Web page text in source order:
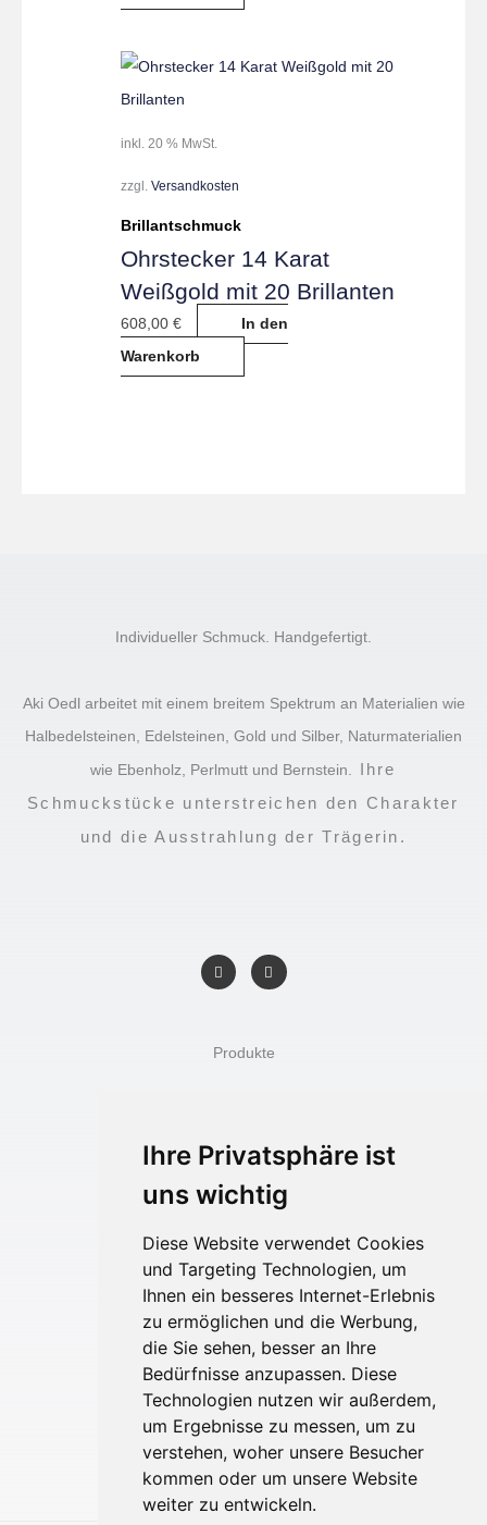
Ihre Privatsphäre ist
uns wichtig
Diese Website verwendet Cookies
und Targeting Technologien, um
Ihnen ein besseres Internet-Erlebnis
zu ermöglichen und die Werbung,
die Sie sehen, besser an Ihre
Bedürfnisse anzupassen. Diese
Technologien nutzen wir außerdem,
um Ergebnisse zu messen, um zu
verstehen, woher unsere Besucher
kommen oder um unsere Website
weiter zu entwickeln.
inkl. 20 % MwSt.
zzgl.Versandkosten
Brillantschmuck
Ohrstecker 14 Karat
Weißgold mit 20 Brillanten
608,00€
In den
Warenkorb
Individueller Schmuck. Handgefertigt.
Aki Oedl arbeitet mit einem breitem Spektrum an Materialien wie
Halbedelsteinen, Edelsteinen, Gold und Silber, Naturmaterialien
wie Ebenholz, Perlmutt und Bernstein. Ihre
Schmuckstücke unterstreichen den Charakter
und die Ausstrahlung der Trägerin.
F
a
c
o
k
I
n
s
a
Produkte
Ohrringe kaufen
Ketten kaufen
Akidesign
Kontakt
Über mich
Impressum
Datenschutz
Rückgabe und Widerruf